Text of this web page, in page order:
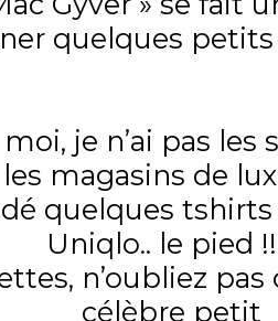
quelques petits
moi, je n’ai pas
magasins de
quelques
Uniqlo.. le pied
n’oubliez pas
célèbre petit